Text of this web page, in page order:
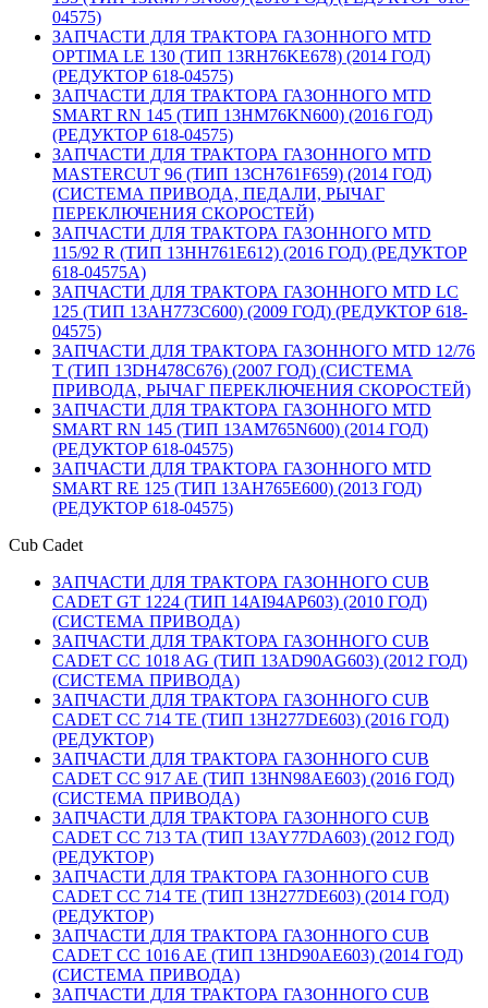
04575)
ЗАПЧАСТИ ДЛЯ ТРАКТОРА ГАЗОННОГО MTD
OPTIMA LE 130 (ТИП 13RH76KE678) (2014 ГОД)
(РЕДУКТОР 618-04575)
ЗАПЧАСТИ ДЛЯ ТРАКТОРА ГАЗОННОГО MTD
SMART RN 145 (ТИП 13HM76KN600) (2016 ГОД)
(РЕДУКТОР 618-04575)
ЗАПЧАСТИ ДЛЯ ТРАКТОРА ГАЗОННОГО MTD
MASTERCUT 96 (ТИП 13CH761F659) (2014 ГОД)
(СИСТЕМА ПРИВОДА, ПЕДАЛИ, РЫЧАГ
ПЕРЕКЛЮЧЕНИЯ СКОРОСТЕЙ)
ЗАПЧАСТИ ДЛЯ ТРАКТОРА ГАЗОННОГО MTD
115/92 R (ТИП 13HH761E612) (2016 ГОД) (РЕДУКТОР
618-04575A)
ЗАПЧАСТИ ДЛЯ ТРАКТОРА ГАЗОННОГО MTD LC
125 (ТИП 13AH773C600) (2009 ГОД) (РЕДУКТОР 618-
04575)
ЗАПЧАСТИ ДЛЯ ТРАКТОРА ГАЗОННОГО MTD 12/76
T (ТИП 13DH478C676) (2007 ГОД) (СИСТЕМА
ПРИВОДА, РЫЧАГ ПЕРЕКЛЮЧЕНИЯ СКОРОСТЕЙ)
ЗАПЧАСТИ ДЛЯ ТРАКТОРА ГАЗОННОГО MTD
SMART RN 145 (ТИП 13AM765N600) (2014 ГОД)
(РЕДУКТОР 618-04575)
ЗАПЧАСТИ ДЛЯ ТРАКТОРА ГАЗОННОГО MTD
SMART RE 125 (ТИП 13AH765E600) (2013 ГОД)
(РЕДУКТОР 618-04575)
Cub Cadet
ЗАПЧАСТИ ДЛЯ ТРАКТОРА ГАЗОННОГО CUB
CADET GT 1224 (ТИП 14AI94AP603) (2010 ГОД)
(СИСТЕМА ПРИВОДА)
ЗАПЧАСТИ ДЛЯ ТРАКТОРА ГАЗОННОГО CUB
CADET CC 1018 AG (ТИП 13AD90AG603) (2012 ГОД)
(СИСТЕМА ПРИВОДА)
ЗАПЧАСТИ ДЛЯ ТРАКТОРА ГАЗОННОГО CUB
CADET CC 714 TE (ТИП 13H277DE603) (2016 ГОД)
(РЕДУКТОР)
ЗАПЧАСТИ ДЛЯ ТРАКТОРА ГАЗОННОГО CUB
CADET CC 917 AE (ТИП 13HN98AE603) (2016 ГОД)
(СИСТЕМА ПРИВОДА)
ЗАПЧАСТИ ДЛЯ ТРАКТОРА ГАЗОННОГО CUB
CADET CC 713 TA (ТИП 13AY77DA603) (2012 ГОД)
(РЕДУКТОР)
ЗАПЧАСТИ ДЛЯ ТРАКТОРА ГАЗОННОГО CUB
CADET CC 714 TE (ТИП 13H277DE603) (2014 ГОД)
(РЕДУКТОР)
ЗАПЧАСТИ ДЛЯ ТРАКТОРА ГАЗОННОГО CUB
CADET CC 1016 AE (ТИП 13HD90AE603) (2014 ГОД)
(СИСТЕМА ПРИВОДА)
ЗАПЧАСТИ ДЛЯ ТРАКТОРА ГАЗОННОГО CUB